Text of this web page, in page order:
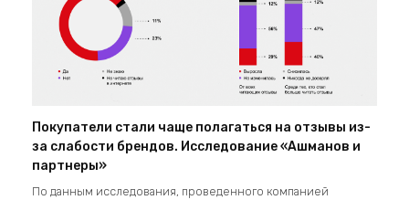
Покупатели стали чаще полагаться на отзывы из-
за слабости брендов. Исследование «Ашманов и
партнеры»
По данным исследования, проведенного компанией